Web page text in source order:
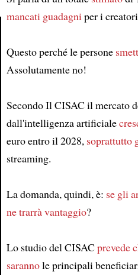
Article
mancati guadagniper i
Questo perché le persone
Assolutamente no!
Secondo Il CISAC il mercato
dall'intelligenza artificiale
euro entro il 2028, soprattutto
streaming.
La domanda, quindi, è: se gli
ne trarrà vantaggio?
Lo studio del CISACprevede
sarannole principali